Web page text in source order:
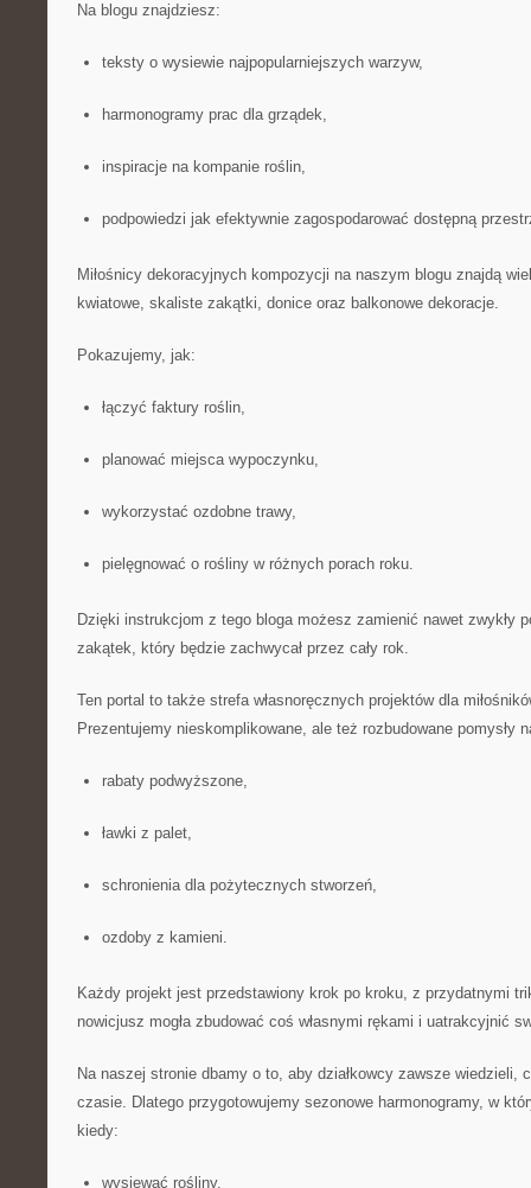
Na blogu znajdziesz:
teksty o wysiewie najpopularniejszych warzyw,
harmonogramy prac dla grządek,
inspiracje na kompanie roślin,
podpowiedzi jak efektywnie zagospodarować dostępną
Miłośnicy dekoracyjnych kompozycji na naszym blogu znajdą
kwiatowe, skaliste zakątki, donice oraz balkonowe dekoracje.
Pokazujemy, jak:
łączyć faktury roślin,
planować miejsca wypoczynku,
wykorzystać ozdobne trawy,
pielęgnować o rośliny w różnych porach roku.
Dzięki instrukcjom z tego bloga możesz zamienić nawet zwykły
zakątek, który będzie zachwycał przez cały rok.
Ten portal to także strefa własnoręcznych projektów dla
Prezentujemy nieskomplikowane, ale też rozbudowane pomysły
rabaty podwyższone,
ławki z palet,
schronienia dla pożytecznych stworzeń,
ozdoby z kamieni.
Każdy projekt jest przedstawiony krok po kroku, z przydatnymi
nowicjusz mogła zbudować coś własnymi rękami i uatrakcyjnić
Na naszej stronie dbamy o to, aby działkowcy zawsze wiedzieli,
czasie. Dlatego przygotowujemy sezonowe harmonogramy, w
kiedy:
wysiewać rośliny,